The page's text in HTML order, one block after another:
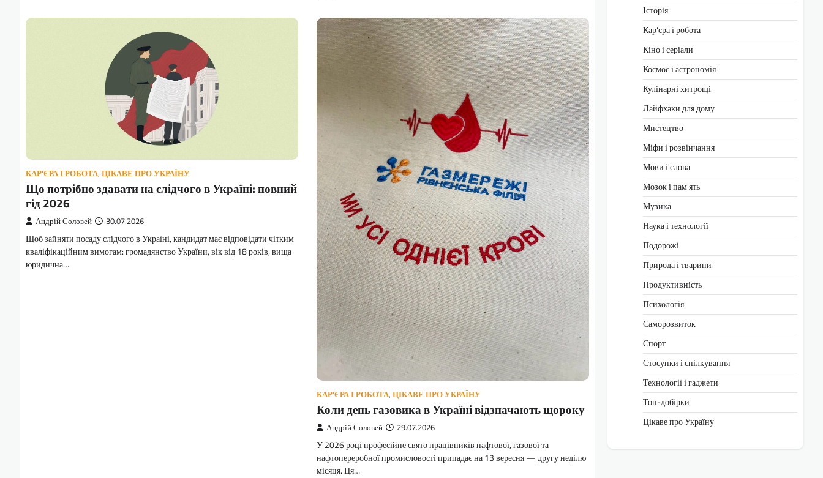
КАР'ЄРА І РОБОТА, ЦІКАВЕ ПРО УКРАЇНУ
Що потрібно здавати на слідчого в Україні: повний
гід 2026
Андрій Соловей 30.07.2026
Щоб зайняти посаду слідчого в Україні, кандидат має відповідати чітким
кваліфікаційним вимогам: громадянство України, вік від 18 років, вища
юридична…
КАР'ЄРА І РОБОТА, ЦІКАВЕ ПРО УКРАЇНУ
Коли день газовика в Україні відзначають щороку
Андрій Соловей 29.07.2026
У 2026 році професійне свято працівників нафтової, газової та
нафтопереробної промисловості припадає на 13 вересня — другу неділю
місяця. Ця…
Історія
Кар'єра і робота
Кіно і серіали
Космос і астрономія
Кулінарні хитрощі
Лайфхаки для дому
Мистецтво
Міфи і розвінчання
Мови і слова
Мозок і пам'ять
Музика
Наука і технології
Подорожі
Природа і тварини
Продуктивність
Психологія
Саморозвиток
Спорт
Стосунки і спілкування
Технології і гаджети
Топ-добірки
Цікаве про Україну